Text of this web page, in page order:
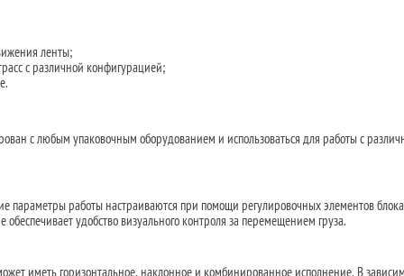
ленты;
с различной конфигурацией;
с любым упаковочным оборудованием и использоваться для работы с
параметры работы настраиваются при помощи регулировочных элементов блока
удобство визуального контроля за перемещением груза.
иметь горизонтальное, наклонное и комбинированное исполнение. В